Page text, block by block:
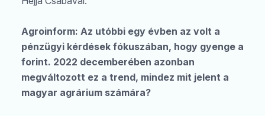
Agroinform: Az utóbbi egy évben az volt a
pénzügyi kérdések fókuszában, hogy gyenge a
forint. 2022 decemberében azonban
megváltozott ez a trend, mindez mit jelent a
magyar agrárium számára?